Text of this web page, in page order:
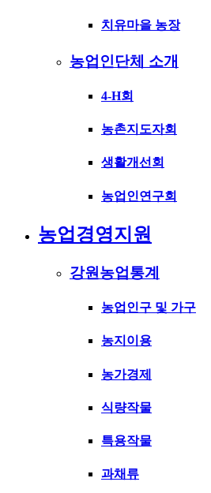
치유마을 농장
농업인단체 소개
4-H회
농촌지도자회
생활개선회
농업인연구회
농업경영지원
강원농업통계
농업인구 및 가구
농지이용
농가경제
식량작물
특용작물
과채류